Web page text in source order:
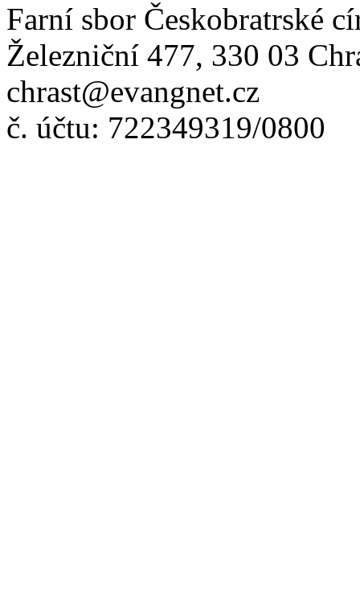
Farní sbor Českobratrské
Železniční 477, 330 03
chrast@evangnet.cz
č. účtu: 722349319/0800